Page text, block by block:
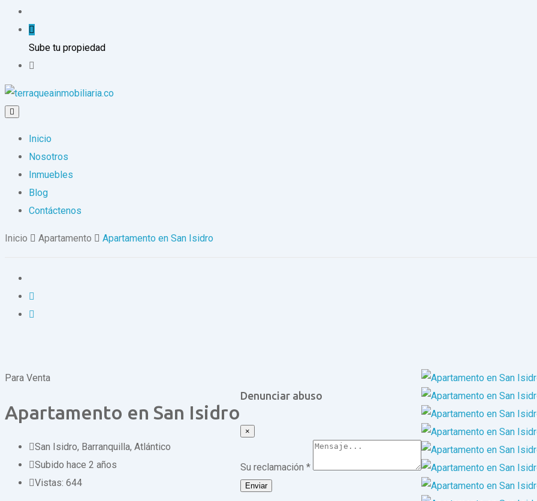
Sube tu propiedad
Inicio
Nosotros
Inmuebles
Blog
Contáctenos
Inicio Apartamento Apartamento en San Isidro
Para Venta
Apartamento en San Isidro
San Isidro, Barranquilla, Atlántico
Subido hace 2 años
Vistas: 644
Denunciar abuso
×
Su reclamación *
Enviar